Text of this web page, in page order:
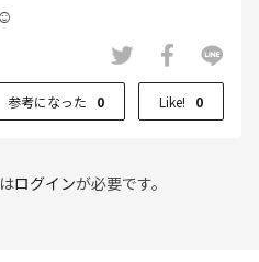
参考になった 0 Like! 0
ログインが必要です。